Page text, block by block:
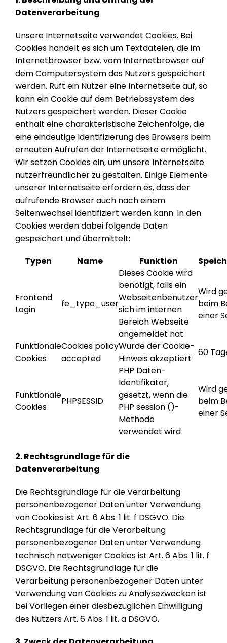
Datenverarbeitung
Unsere Internetseite verwendet Cookies. Bei
Cookies handelt es sich um Textdateien, die im
Internetbrowser bzw. vom Internetbrowser auf
dem Computersystem des Nutzers gespeichert
werden. Ruft ein Nutzer eine Internetseite auf, so
kann ein Cookie auf dem Betriebssystem des
Nutzers gespeichert werden. Dieser Cookie
enthält eine charakteristische Zeichenfolge, die
eine eindeutige Identifizierung des Browsers beim
erneuten Aufrufen der Internetseite ermöglicht.
Wir setzen Cookies ein, um unsere Internetseite
nutzerfreundlicher zu gestalten. Einige Elemente
unserer Internetseite erfordern es, dass der
aufrufende Browser auch nach einem
Seitenwechsel identifiziert werden kann. In den
Cookies werden dabei folgende Daten
gespeichert und übermittelt:
Typen
Name Funktion
Frontend
Login
fe_typo_user
Dieses Cookie wird
benötigt, falls ein
Webseitenbenutzer
sich im internen
Bereich Webseite
angemeldet hat
Wird
beim
einer
Funktionale
Cookies
Cookies policy
accepted
Wurde der Cookie-
Hinweis akzeptiert
60
Funktionale
Cookies
PHPSESSID
PHP Daten-
Identifikator,
gesetzt, wenn die
PHP session ()-
Methode
verwendet wird
Wird
beim
einer
2. Rechtsgrundlage für die
Datenverarbeitung
Die Rechtsgrundlage für die Verarbeitung
personenbezogener Daten unter Verwendung
von Cookies ist Art. 6 Abs. 1 lit. f DSGVO. Die
Rechtsgrundlage für die Verarbeitung
personenbezogener Daten unter Verwendung
technisch notweniger Cookies ist Art. 6 Abs. 1 lit. f
DSGVO. Die Rechtsgrundlage für die
Verarbeitung personenbezogener Daten unter
Verwendung von Cookies zu Analysezwecken ist
bei Vorliegen einer diesbezüglichen Einwilligung
des Nutzers Art. 6 Abs. 1 lit. a DSGVO.